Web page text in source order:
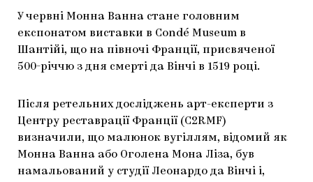
У червні Монна Ванна стане головним
експонатом виставки в Condé Museum в
Шантійі, що на півночі Франції, присвяченої
500-річчю з дня смерті да Вінчі в 1519 році.
Після ретельних досліджень арт-експерти з
Центру реставрації Франції (C2RMF)
визначили, що малюнок вугіллям, відомий як
Монна Ванна або Оголена Мона Ліза, був
намальований у студії Леонардо да Вінчі і,